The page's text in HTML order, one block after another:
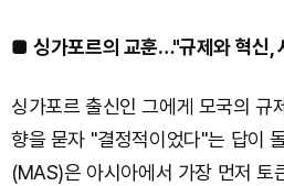
■싱가포르의 교훈…"규제와 혁신,
싱가포르 출신인 그에게 모국의 규
향을 묻자 "결정적이었다"는 답이
(MAS)은 아시아에서 가장 먼저 토